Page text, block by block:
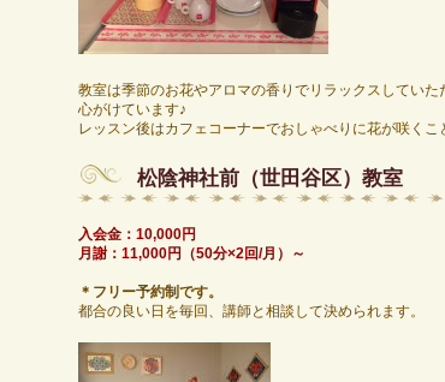
教室は季節のお花やアロマの香りでリラックスしていた
心がけています♪
レッスン後はカフェコーナーでおしゃべりに花が咲くこ
松陰神社前（世田谷区）教室
入会金：10,000円
月謝：11,000円（50分×2回/月）～
＊フリー予約制です。
都合の良い日を毎回、講師と相談して決められます。